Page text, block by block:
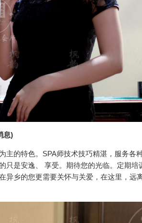
息)
的特色。SPA师技术技巧精湛，服务各
是安逸、 享受。期待您的光临。定期培
乡的您更需要关怀与关爱，在这里，远